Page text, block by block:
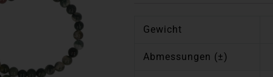
Gewicht
Abmessungen (±)